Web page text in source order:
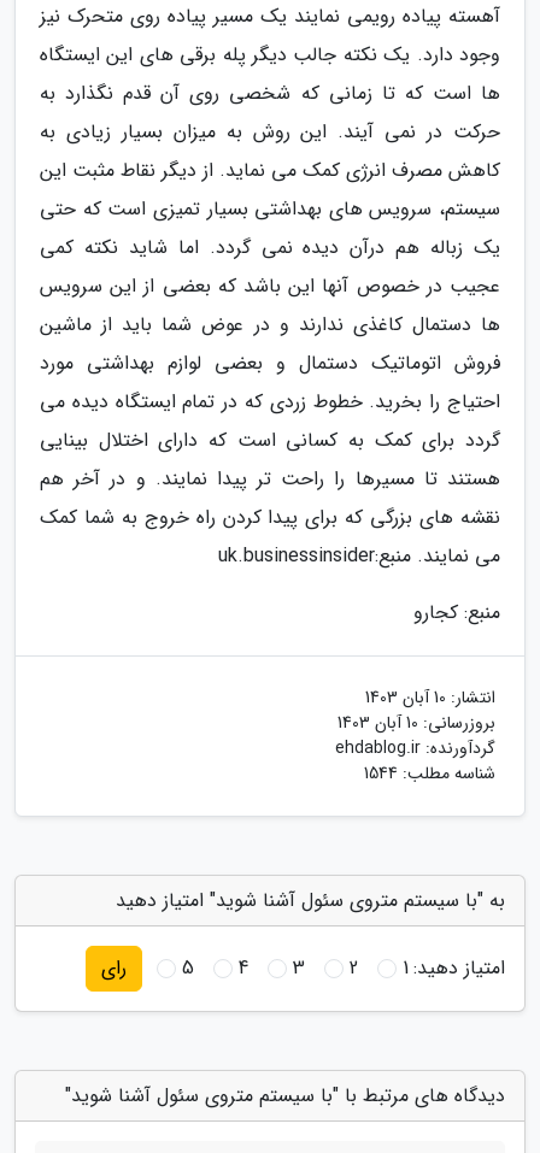
آهسته پیاده رویمی نمایند یک مسیر پیاده روی متحرک نیز
وجود دارد. یک نکته جالب دیگر پله برقی های این ایستگاه
ها است که تا زمانی که شخصی روی آن قدم نگذارد به
حرکت در نمی آیند. این روش به میزان بسیار زیادی به
کاهش مصرف انرژی کمک می نماید. از دیگر نقاط مثبت این
سیستم، سرویس های بهداشتی بسیار تمیزی است که حتی
یک زباله هم درآن دیده نمی گردد. اما شاید نکته کمی
عجیب در خصوص آنها این باشد که بعضی از این سرویس
ها دستمال کاغذی ندارند و در عوض شما باید از ماشین
فروش اتوماتیک دستمال و بعضی لوازم بهداشتی مورد
احتیاج را بخرید. خطوط زردی که در تمام ایستگاه دیده می
گردد برای کمک به کسانی است که دارای اختلال بینایی
هستند تا مسیرها را راحت تر پیدا نمایند. و در آخر هم
نقشه های بزرگی که برای پیدا کردن راه خروج به شما کمک
می نمایند. منبع:uk.businessinsider
منبع: کجارو
انتشار: 10 آبان 1403
بروزرسانی: 10 آبان 1403
گردآورنده: ehdablog.ir
شناسه مطلب: 1544
به "با سیستم متروی سئول آشنا شوید" امتیاز دهید
امتیاز دهید:1
2
3
4
5 رای
دیدگاه های مرتبط با "با سیستم متروی سئول آشنا شوید"